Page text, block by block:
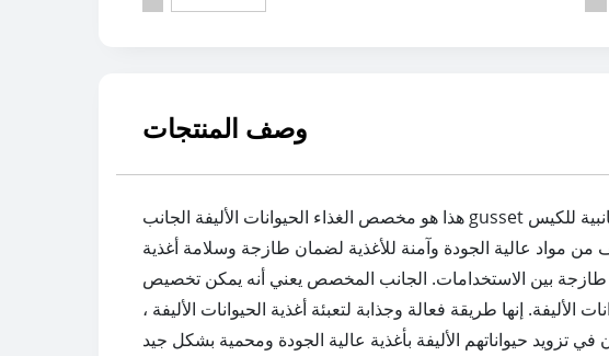
وصف المنتجات
هذا هو مخصص الغذاء الحيوانات الأليفة الجانب gusset حقيبة الوقوف. هو حل التعبئة والتغليف المصمم خصيصا لأغذية الحيوانات الأليفة. تسمح الجانبيات الجانبية للكيس
من مواد عالية الجودة وآمنة للأغذية لضمان طازجة وسلامة أغذية
طازجة بين الاستخدامات. الجانب المخصص يعني أنه يمكن تخصيص
إنها طريقة فعالة وجذابة لتعبئة أغذية الحيوانات الأليفة ،